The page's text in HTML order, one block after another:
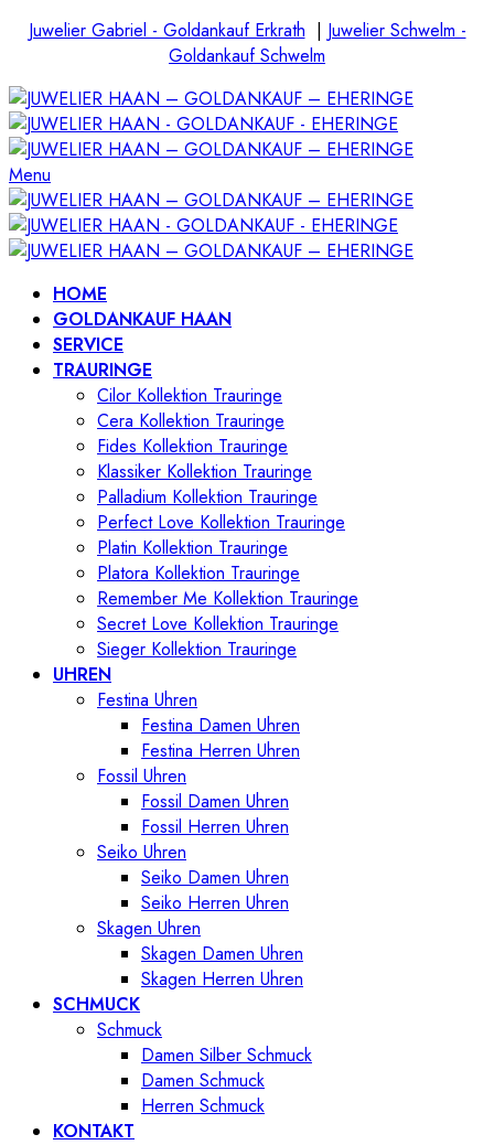
Juwelier Gabriel - Goldankauf Erkrath | Juwelier Schwelm -
Goldankauf Schwelm
Menu
HOME
GOLDANKAUF HAAN
SERVICE
TRAURINGE
Cilor Kollektion Trauringe
Cera Kollektion Trauringe
Fides Kollektion Trauringe
Klassiker Kollektion Trauringe
Palladium Kollektion Trauringe
Perfect Love Kollektion Trauringe
Platin Kollektion Trauringe
Platora Kollektion Trauringe
Remember Me Kollektion Trauringe
Secret Love Kollektion Trauringe
Sieger Kollektion Trauringe
UHREN
Festina Uhren
Festina Damen Uhren
Festina Herren Uhren
Fossil Uhren
Fossil Damen Uhren
Fossil Herren Uhren
Seiko Uhren
Seiko Damen Uhren
Seiko Herren Uhren
Skagen Uhren
Skagen Damen Uhren
Skagen Herren Uhren
SCHMUCK
Schmuck
Damen Silber Schmuck
Damen Schmuck
Herren Schmuck
KONTAKT